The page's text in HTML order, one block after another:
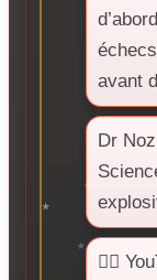
avant
Dr
🕵️‍♂️